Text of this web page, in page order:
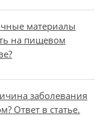
материалы
на пищевом
заболевания
Ответ в статье.